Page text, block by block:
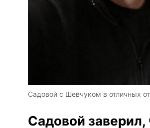
Садовой с Шевчуком в отличных
Садовой заверил,